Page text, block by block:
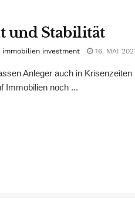
und Stabilität
investment 16. MAI
Anleger auch in
Immobilien noch ...